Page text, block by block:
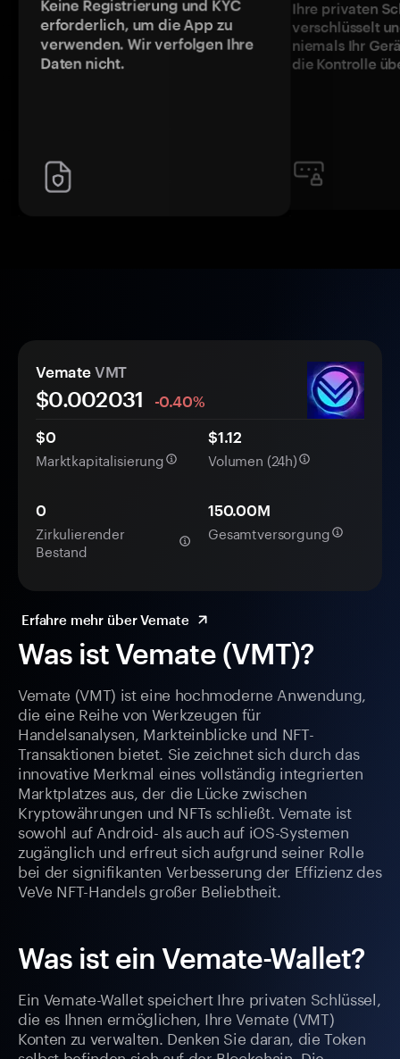
Keine Registrierung und KYC
erforderlich, um die App zu
verwenden. Wir verfolgen Ihre
Daten nicht.
Ihre privaten
verschlüsselt
niemals Ihr
die Kontrolle
Was ist Vemate (VMT)?
Vemate (VMT) ist eine hochmoderne Anwendung,
die eine Reihe von Werkzeugen für
Handelsanalysen, Markteinblicke und NFT-
Transaktionen bietet. Sie zeichnet sich durch das
innovative Merkmal eines vollständig integrierten
Marktplatzes aus, der die Lücke zwischen
Kryptowährungen und NFTs schließt. Vemate ist
sowohl auf Android- als auch auf iOS-Systemen
zugänglich und erfreut sich aufgrund seiner Rolle
bei der signifikanten Verbesserung der Effizienz des
VeVe NFT-Handels großer Beliebtheit.
Was ist ein Vemate-Wallet?
Ein Vemate-Wallet speichert Ihre privaten Schlüssel,
die es Ihnen ermöglichen, Ihre Vemate (VMT)
Konten zu verwalten. Denken Sie daran, die Token
Vemate VMT
$0.002031
-0.40%
$0
Marktkapitalisierung
$1.12
Volumen (24h)
0
Zirkulierender
Bestand
150.00M
Gesamtversorgung
Erfahre mehr über Vemate